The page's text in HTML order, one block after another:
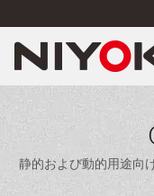
静的および動的用途向
門的なシーリング技術